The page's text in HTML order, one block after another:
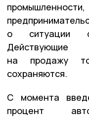
о ситуации с
Действующие
на продажу
сохраняются.
С момента
процент